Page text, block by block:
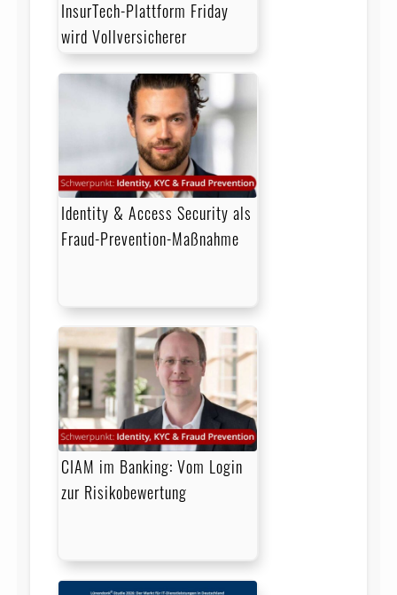
InsurTech-Plattform Friday
wird Vollversicherer
Identity & Access Security als
Fraud-Prevention-Maßnahme
CIAM im Banking: Vom Login
zur Risikobewertung